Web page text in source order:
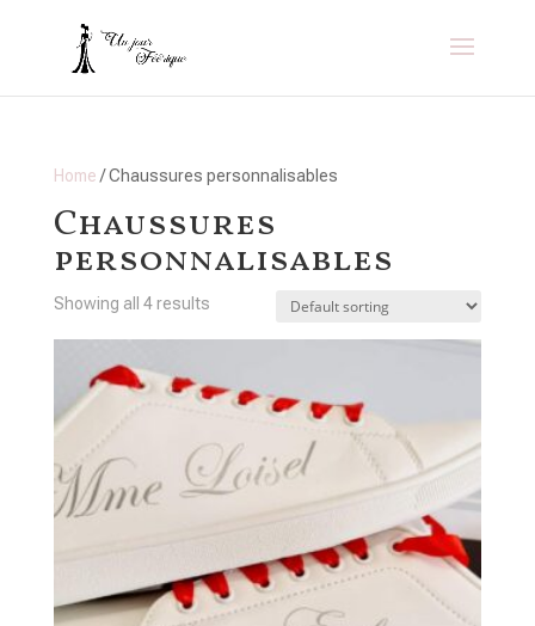
Home / Chaussures personnalisables
Chaussures
personnalisables
Showing all 4 results